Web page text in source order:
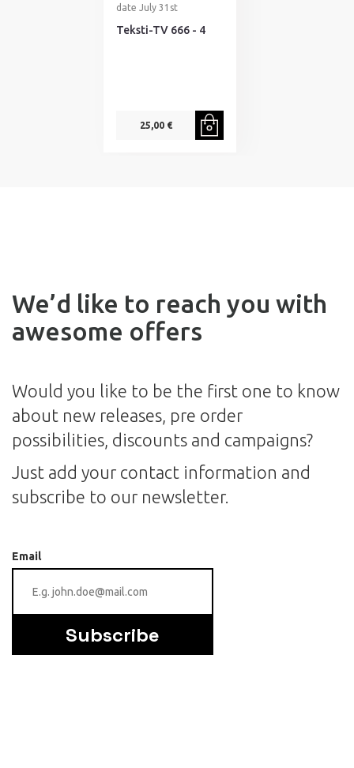
date July 31st
Teksti-TV 666 - 4
25,00 €
We’d like to reach you with
awesome offers
Would you like to be the first one to know
about new releases, pre order
possibilities, discounts and campaigns?
Just add your contact information and
subscribe to our newsletter.
Email
Subscribe